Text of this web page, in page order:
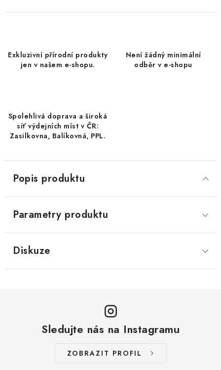
LYOFILIZOVANÉ OVOCE
KOŘENÍ / TEKUTÁ OCHUCOVADLA/OMÁČKY
SUŠENÉ OVOCE / MERUŇKY SÍŘENÉ / MERUŇKY
LYOFILIZOVANÉ OVOCE / MANGO
LYOFILIZOVANÉ OVOCE / JAHODY
OŘECHY PRAŽENÉ, SOLENÉ A DOCHUCENÉ /
PISTÁCIE PRAŽENÉ SOLENÉ
Exkluzivní přírodní produkty
jen v našem e-shopu.
Není žádný minimální
odběr v e-shopu
Spolehlivá doprava a široká
síť výdejních míst v ČR:
Zasilkovna, Balíkovná, PPL.
Popis produktu
Parametry produktu
Diskuze
Sledujte nás na Instagramu
ZOBRAZIT PROFIL